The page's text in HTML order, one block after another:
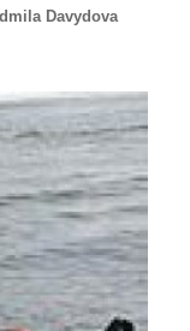
Davydova